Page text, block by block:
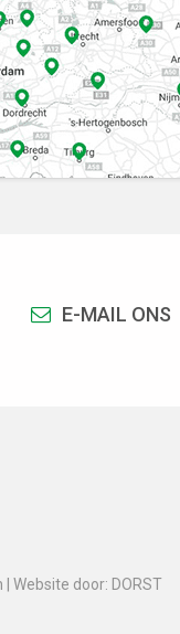
E-MAIL ONS
Website door: DORST